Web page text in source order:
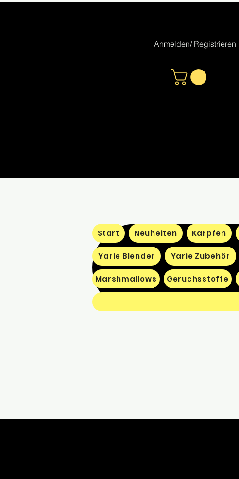
Anmelden/ Registrieren
Start Neuheiten Karpfen
Yarie Blender Yarie Zubehör
Marshmallows Geruchsstoffe